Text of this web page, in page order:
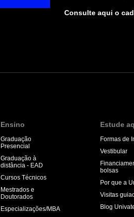
Consulte aqui o
Ensino
Graduação
Presencial
Graduação à
distância - EAD
Cursos Técnicos
Mestrados e
Doutorados
Especializações/MBA
Estude
Formas de
Vestibular
bolsas
Por que a
Visitas
Blog